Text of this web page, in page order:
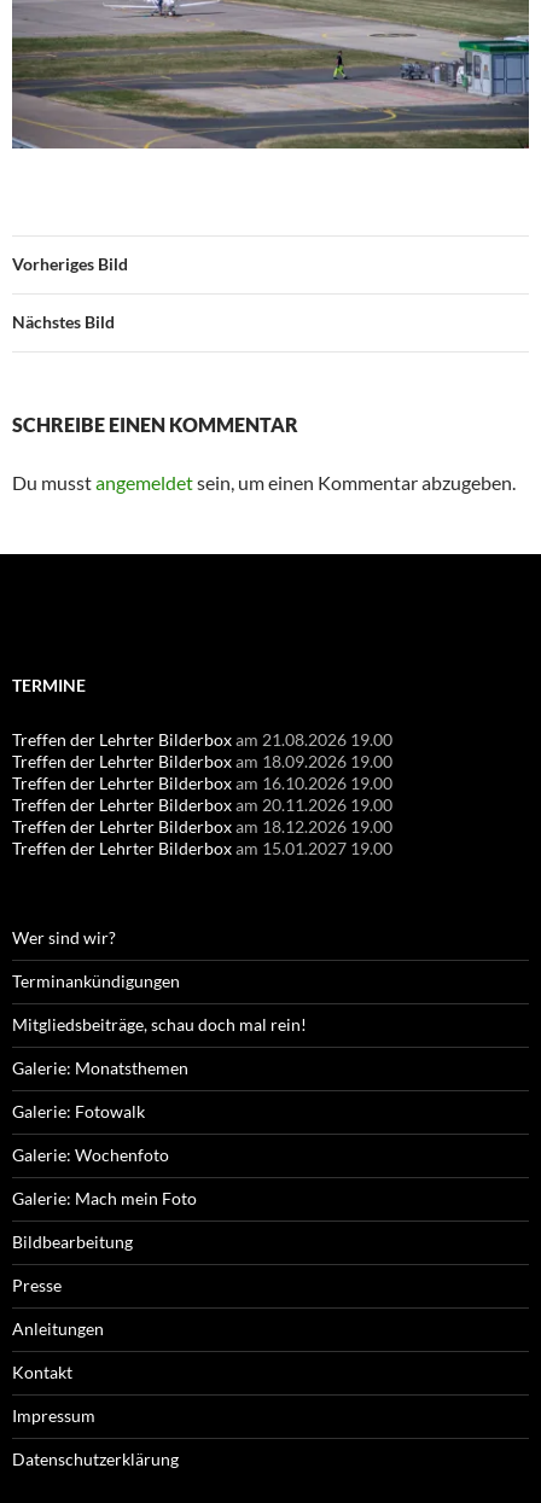
Vorheriges Bild
Nächstes Bild
SCHREIBE EINEN KOMMENTAR
Du musstangemeldetsein, um einen Kommentar abzugeben.
TERMINE
Treffen der Lehrter Bilderboxam 21.08.2026 19.00
Treffen der Lehrter Bilderboxam 18.09.2026 19.00
Treffen der Lehrter Bilderboxam 16.10.2026 19.00
Treffen der Lehrter Bilderboxam 20.11.2026 19.00
Treffen der Lehrter Bilderboxam 18.12.2026 19.00
Treffen der Lehrter Bilderboxam 15.01.2027 19.00
Wer sind wir?
Terminankündigungen
Mitgliedsbeiträge, schau doch mal rein!
Galerie: Monatsthemen
Galerie: Fotowalk
Galerie: Wochenfoto
Galerie: Mach mein Foto
Bildbearbeitung
Presse
Anleitungen
Kontakt
Impressum
Datenschutzerklärung